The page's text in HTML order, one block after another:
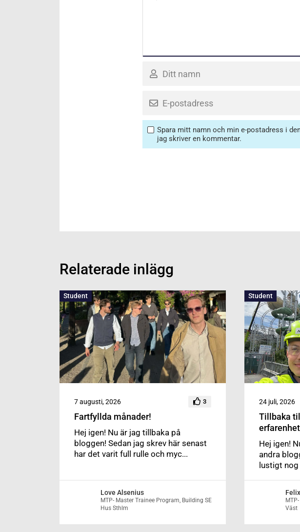
Spara mitt namn och min e-postadress i
jag skriver en kommentar.
Relaterade inlägg
Student
7 augusti, 2026 3
Fartfyllda månader!
Hej igen! Nu är jag tillbaka på
bloggen! Sedan jag skrev här senast
har det varit full rulle och myc...
Love Alsenius
MTP- Master Trainee Program, Building SE
Hus Sthlm
Student
24 juli, 2026
Tillbaka
Hej igen!
andra
lustigt nog
Väst